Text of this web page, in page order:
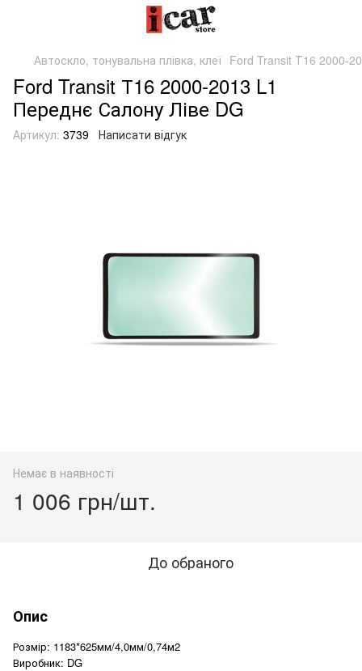
Автоскло, тонувальна плівка, клеї Ford Transit Т16 2000-
Ford Transit Т16 2000-2013 L1
Переднє Салону Ліве DG
Артикул: 3739 Написати відгук
Немає в наявності
1 006 грн/шт.
До обраного
Опис
Розмір: 1183*625мм/4,0мм/0,74м2
Виробник: DG